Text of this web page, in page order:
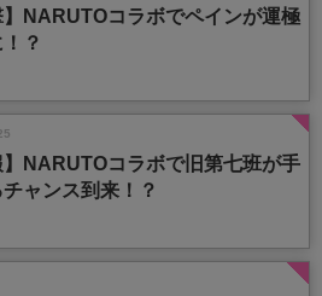
】NARUTOコラボでペインが運極
？
】NARUTOコラボで旧第七班が手
ャンス到来！？